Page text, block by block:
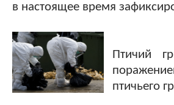
в настоящее время
Птичий
птичьего